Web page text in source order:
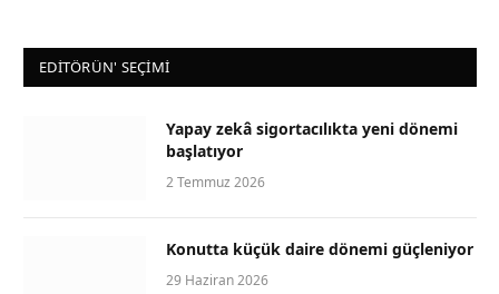
EDİTÖRÜN' SEÇİMİ
Yapay zekâ sigortacılıkta yeni dönemi
başlatıyor
2 Temmuz 2026
Konutta küçük daire dönemi güçleniyor
29 Haziran 2026